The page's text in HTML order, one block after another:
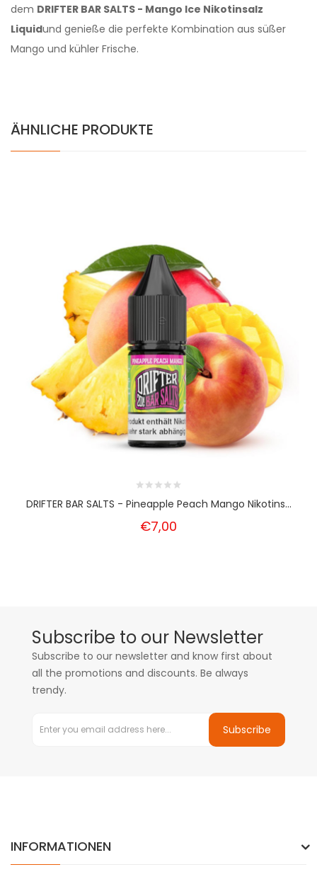
dem DRIFTER BAR SALTS - Mango Ice Nikotinsalz
Liquidund genieße die perfekte Kombination aus süßer
Mango und kühler Frische.
ÄHNLICHE PRODUKTE
DRIFTER BAR SALTS - Pineapple Peach Mango Nikotins...
€7,00
Subscribe to our Newsletter
Subscribe to our newsletter and know first about
all the promotions and discounts. Be always
trendy.
Subscribe
INFORMATIONEN